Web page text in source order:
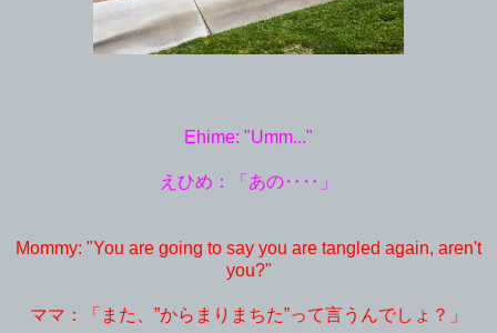
Ehime: "Umm..."
えひめ：「あの‥‥」
Mommy: "You are going to say you are tangled again, aren't
you?"
ママ：「また、”からまりまちた”って言うんでしょ？」